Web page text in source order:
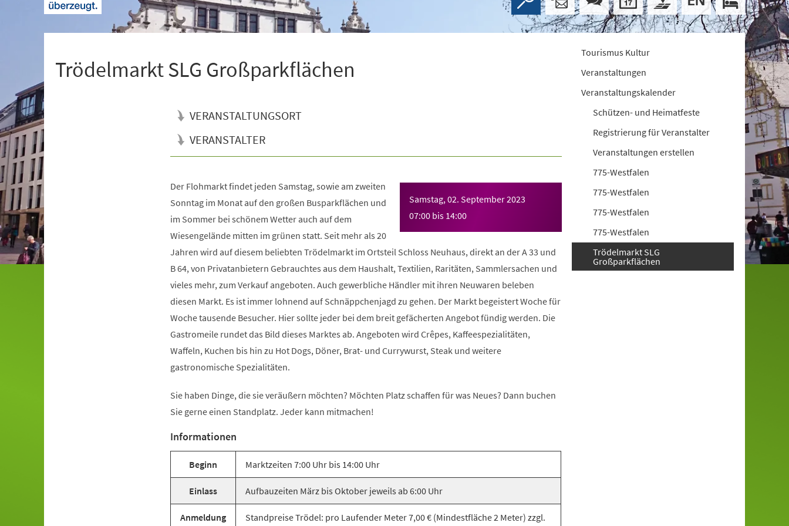
Trödelmarkt SLG Großparkflächen
VERANSTALTUNGSORT
VERANSTALTER
Samstag, 02. September 2023
07:00 bis 14:00
Der Flohmarkt findet jeden Samstag, sowie am zweiten
Sonntag im Monat auf den großen Busparkflächen und
im Sommer bei schönem Wetter auch auf dem
Wiesengelände mitten im grünen statt. Seit mehr als 20
Jahren wird auf diesem beliebten Trödelmarkt im Ortsteil Schloss Neuhaus, direkt an der A 33 und
B 64, von Privatanbietern Gebrauchtes aus dem Haushalt, Textilien, Raritäten, Sammlersachen und
vieles mehr, zum Verkauf angeboten. Auch gewerbliche Händler mit ihren Neuwaren beleben
diesen Markt. Es ist immer lohnend auf Schnäppchenjagd zu gehen. Der Markt begeistert Woche für
Woche tausende Besucher. Hier sollte jeder bei dem breit gefächerten Angebot fündig werden. Die
Gastromeile rundet das Bild dieses Marktes ab. Angeboten wird Crêpes, Kaffeespezialitäten,
Waffeln, Kuchen bis hin zu Hot Dogs, Döner, Brat- und Currywurst, Steak und weitere
gastronomische Spezialitäten.
Sie haben Dinge, die sie veräußern möchten? Möchten Platz schaffen für was Neues? Dann buchen
Sie gerne einen Standplatz. Jeder kann mitmachen!
Informationen
Beginn Marktzeiten 7:00 Uhr bis 14:00 Uhr
Einlass Aufbauzeiten März bis Oktober jeweils ab 6:00 Uhr
Anmeldung Standpreise Trödel: pro Laufender Meter 7,00 € (Mindestfläche 2 Meter) zzgl.
Tourismus Kultur
Veranstaltungen
Veranstaltungskalender
Schützen- und Heimatfeste
Registrierung für Veranstalter
Veranstaltungen erstellen
775-Westfalen
775-Westfalen
775-Westfalen
775-Westfalen
Trödelmarkt SLG
Großparkflächen